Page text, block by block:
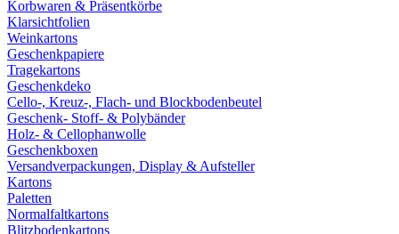
Korbwaren & Präsentkörbe
Klarsichtfolien
Weinkartons
Geschenkpapiere
Tragekartons
Geschenkdeko
Cello-, Kreuz-, Flach- und Blockbodenbeutel
Geschenk- Stoff- & Polybänder
Holz- & Cellophanwolle
Geschenkboxen
Versandverpackungen, Display & Aufsteller
Kartons
Paletten
Normalfaltkartons
Blitzbodenkartons